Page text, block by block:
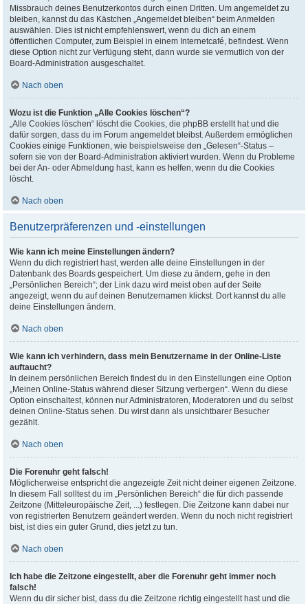
Missbrauch deines Benutzerkontos durch einen Dritten. Um angemeldet zu
bleiben, kannst du das Kästchen „Angemeldet bleiben“ beim Anmelden
auswählen. Dies ist nicht empfehlenswert, wenn du dich an einem
öffentlichen Computer, zum Beispiel in einem Internetcafé, befindest. Wenn
diese Option nicht zur Verfügung steht, dann wurde sie vermutlich von der
Board-Administration ausgeschaltet.
Nach oben
Wozu ist die Funktion „Alle Cookies löschen“?
„Alle Cookies löschen“ löscht die Cookies, die phpBB erstellt hat und die
dafür sorgen, dass du im Forum angemeldet bleibst. Außerdem ermöglichen
Cookies einige Funktionen, wie beispielsweise den „Gelesen“-Status –
sofern sie von der Board-Administration aktiviert wurden. Wenn du Probleme
bei der An- oder Abmeldung hast, kann es helfen, wenn du die Cookies
löscht.
Nach oben
Benutzerpräferenzen und -einstellungen
Wie kann ich meine Einstellungen ändern?
Wenn du dich registriert hast, werden alle deine Einstellungen in der
Datenbank des Boards gespeichert. Um diese zu ändern, gehe in den
„Persönlichen Bereich“; der Link dazu wird meist oben auf der Seite
angezeigt, wenn du auf deinen Benutzernamen klickst. Dort kannst du alle
deine Einstellungen ändern.
Nach oben
Wie kann ich verhindern, dass mein Benutzername in der Online-Liste
auftaucht?
In deinem persönlichen Bereich findest du in den Einstellungen eine Option
„Meinen Online-Status während dieser Sitzung verbergen“. Wenn du diese
Option einschaltest, können nur Administratoren, Moderatoren und du selbst
deinen Online-Status sehen. Du wirst dann als unsichtbarer Besucher
gezählt.
Nach oben
Die Forenuhr geht falsch!
Möglicherweise entspricht die angezeigte Zeit nicht deiner eigenen Zeitzone.
In diesem Fall solltest du im „Persönlichen Bereich“ die für dich passende
Zeitzone (Mitteleuropäische Zeit, ...) festlegen. Die Zeitzone kann dabei nur
von registrierten Benutzern geändert werden. Wenn du noch nicht registriert
bist, ist dies ein guter Grund, dies jetzt zu tun.
Nach oben
Ich habe die Zeitzone eingestellt, aber die Forenuhr geht immer noch
falsch!
Wenn du dir sicher bist, dass du die Zeitzone richtig eingestellt hast und die